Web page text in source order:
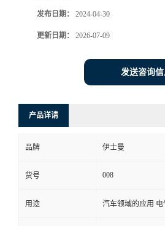
式
在
线
发布日期： 2024-04-30
更新日期： 2026-07-09
发送咨询信
产品详请
品牌 伊士曼
货号 008
用途 汽车领域的应用